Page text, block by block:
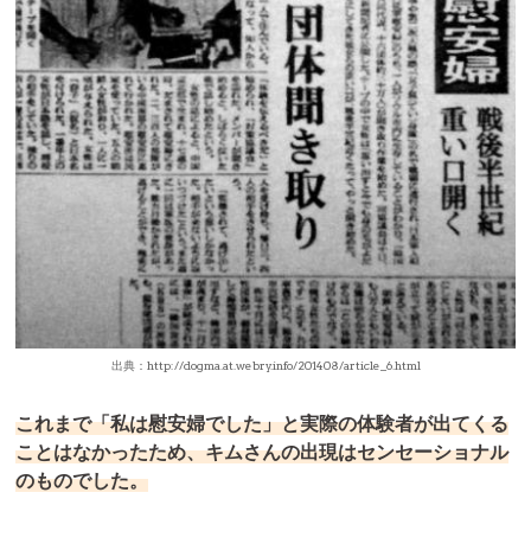
出典：http://dogma.at.webry.info/201408/article_6.html
これまで「私は慰安婦でした」と実際の体験者が出てくる
ことはなかったため、キムさんの出現はセンセーショナル
のものでした。